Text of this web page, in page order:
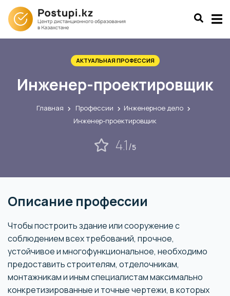
АКТУАЛЬНАЯ ПРОФЕССИЯ
Инженер-проектировщик
Главная Профессии
Инженерное дело
Инженер-проектировщик
4.1/5
Описание профессии
Чтобы построить здание или сооружение с
соблюдением всех требований, прочное,
устойчивое и многофункциональное, необходимо
предоставить строителям, отделочникам,
монтажникам и иным специалистам максимально
конкретизированные и точные чертежи, в которых